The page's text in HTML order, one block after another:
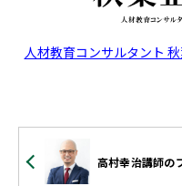
人材教育コンサルタント
高村幸治講師の